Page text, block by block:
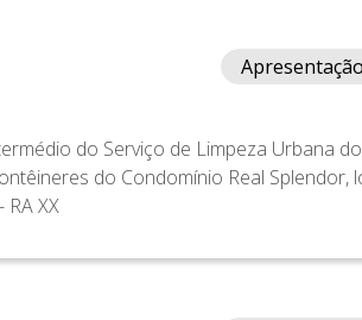
Apresentação
do Serviço de Limpeza Urbana
do Condomínio Real Splendor,
XX